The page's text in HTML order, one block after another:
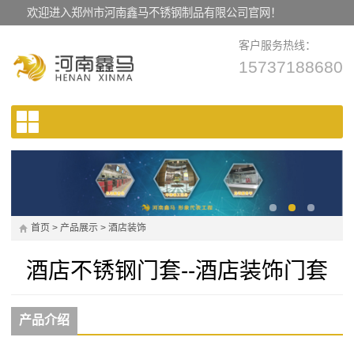
欢迎进入郑州市河南鑫马不锈钢制品有限公司官网！
客户服务热线：
15737188680
首页 > 产品展示 > 酒店装饰
酒店不锈钢门套--酒店装饰门套
产品介绍